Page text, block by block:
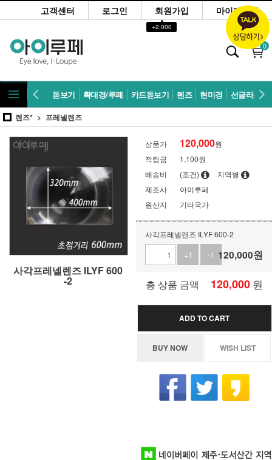
고객센터 로그인 회원가입
▲
+2,000
마이페이지
0
돋보기 확대경/루페 카드돋보기 렌즈 현미경 선글라스
렌즈* 프레넬렌즈
사각프레넬렌즈 ILYF 600
-2
상품가 120,000원
적립금
1,100원
배송비
(조건)
지역별
제조사
아이루페
원산지
기타국가
사각프레넬렌즈 ILYF 600-2
+1
-1 120,000원
총 상품 금액 120,000 원
ADD TO CART
BUY NOW WISH LIST